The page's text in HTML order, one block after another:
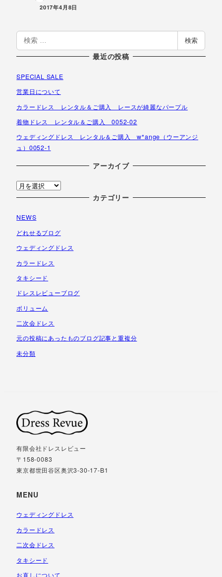
投稿日
2017年4月8日
検
索
検索
最近の投稿
SPECIAL SALE
営業日について
カラードレス レンタル＆ご購入 レースが綺麗なパープル
着物ドレス レンタル＆ご購入 0052-02
ウェディングドレス レンタル＆ご購入 w*ange（ウーアンジ
ュ）0052-1
アーカイブ
ア
ー
イ
ブ
カテゴリー
NEWS
どれせるブログ
ウェディングドレス
カラードレス
タキシード
ドレスレビューブログ
ボリューム
二次会ドレス
元の投稿にあったものブログ記事と重複分
未分類
有限会社ドレスレビュー
〒158-0083
東京都世田谷区奥沢3-30-17-B1
MENU
ウェディングドレス
カラードレス
二次会ドレス
タキシード
お直しについて